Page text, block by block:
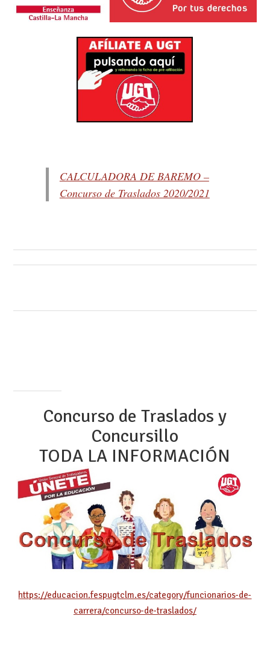
CALCULADORA DE BAREMO –
Concurso de Traslados 2020/2021
Concurso de Traslados y
Concursillo
TODA LA INFORMACIÓN
https://educacion.fespugtclm.es/category/funcionarios-de-
carrera/concurso-de-traslados/